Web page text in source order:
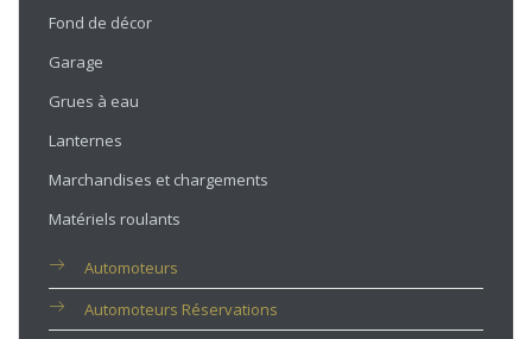
Fond de décor
Garage
Grues à eau
Lanternes
Marchandises et chargements
Matériels roulants
Automoteurs
Automoteurs Réservations